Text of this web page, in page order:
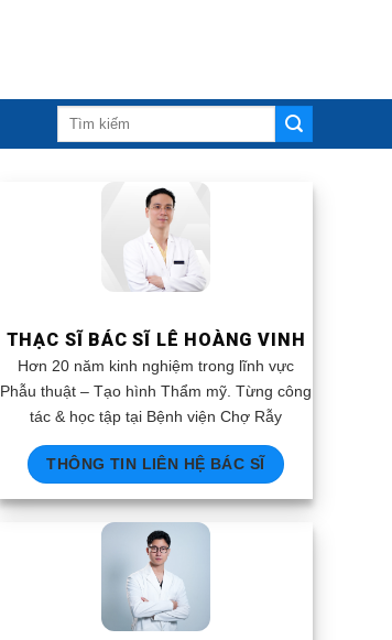
THẠC SĨ BÁC SĨ LÊ HOÀNG VINH
Hơn 20 năm kinh nghiệm trong lĩnh vực
Phẫu thuật – Tạo hình Thẩm mỹ. Từng công
tác & học tập tại Bệnh viện Chợ Rẫy
THÔNG TIN LIÊN HỆ BÁC SĨ